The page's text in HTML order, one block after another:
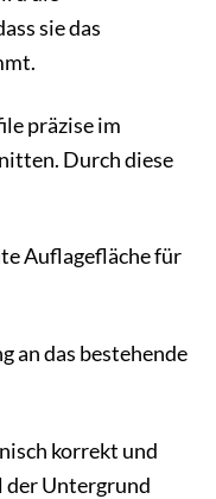
sie das
präzise im
Durch diese
Auflagefläche für
an das bestehende
korrekt und
der Untergrund